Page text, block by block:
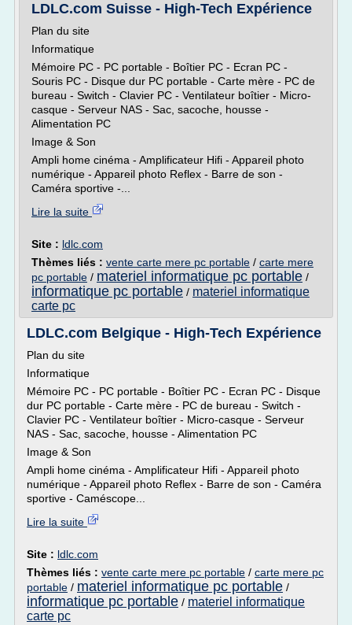
LDLC.com Suisse - High-Tech Expérience
Plan du site
Informatique
Mémoire PC - PC portable - Boîtier PC - Ecran PC -
Souris PC - Disque dur PC portable - Carte mère - PC de
bureau - Switch - Clavier PC - Ventilateur boîtier - Micro-
casque - Serveur NAS - Sac, sacoche, housse -
Alimentation PC
Image & Son
Ampli home cinéma - Amplificateur Hifi - Appareil photo
numérique - Appareil photo Reflex - Barre de son -
Caméra sportive -...
Lire la suite
Site : ldlc.com
Thèmes liés : vente carte mere pc portable / carte mere
pc portable / materiel informatique pc portable /
informatique pc portable / materiel informatique
carte pc
LDLC.com Belgique - High-Tech Expérience
Plan du site
Informatique
Mémoire PC - PC portable - Boîtier PC - Ecran PC - Disque
dur PC portable - Carte mère - PC de bureau - Switch -
Clavier PC - Ventilateur boîtier - Micro-casque - Serveur
NAS - Sac, sacoche, housse - Alimentation PC
Image & Son
Ampli home cinéma - Amplificateur Hifi - Appareil photo
numérique - Appareil photo Reflex - Barre de son - Caméra
sportive - Caméscope...
Lire la suite
Site : ldlc.com
Thèmes liés : vente carte mere pc portable / carte mere pc
portable / materiel informatique pc portable /
informatique pc portable / materiel informatique
carte pc